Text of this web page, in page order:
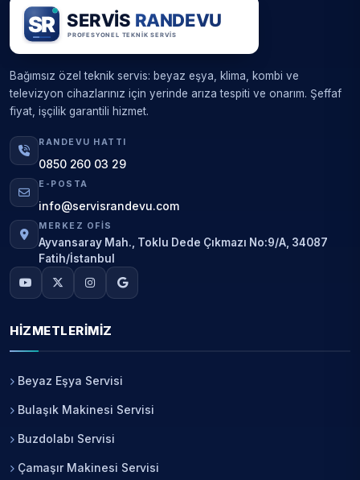
Bağımsız özel teknik servis: beyaz eşya, klima, kombi ve
televizyon cihazlarınız için yerinde arıza tespiti ve onarım. Şeffaf
fiyat, işçilik garantili hizmet.
RANDEVU HATTI
0850 260 03 29
E-POSTA
info@servisrandevu.com
MERKEZ OFIS
Ayvansaray Mah., Toklu Dede Çıkmazı No:9/A, 34087
Fatih/İstanbul
HIZMETLERIMIZ
Beyaz Eşya Servisi
Bulaşık Makinesi Servisi
Buzdolabı Servisi
Çamaşır Makinesi Servisi